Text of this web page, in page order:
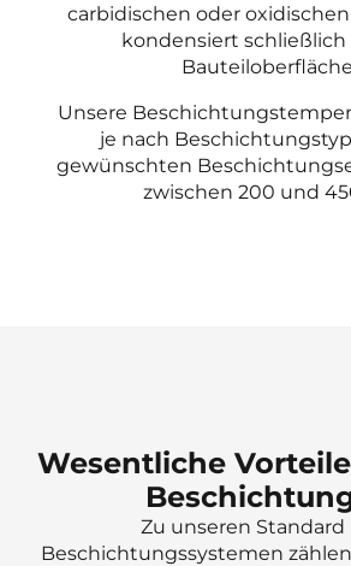
carbidischen oder
kondensiert schließlich
Unsere
je nach
gewünschten
zwischen 200 und
Wesentliche Vorteile
Zu unseren Standard
Beschichtungssystemen zählen